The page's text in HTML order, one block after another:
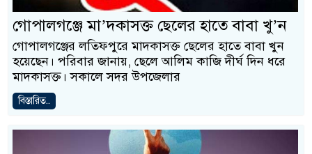
গোপালগঞ্জে মা’দকাসক্ত ছেলের হাতে বাবা খু’ন
গোপালগঞ্জের লতিফপুরে মাদকাসক্ত ছেলের হাতে বাবা খুন
হয়েছেন। পরিবার জানায়, ছেলে আলিম কাজি দীর্ঘ দিন ধরে
মাদকাসক্ত। সকালে সদর উপজেলার
বিস্তারিত..